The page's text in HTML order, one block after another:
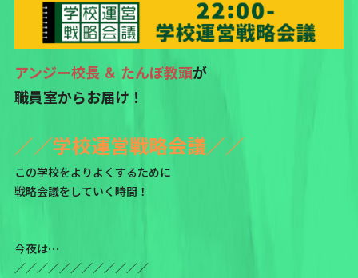
アンジー校長 ＆ たんぼ教頭が
職員室からお届け！
／／学校運営戦略会議／／
この学校をよりよくするために
戦略会議をしていく時間！
今夜は…
／／／／／／／／／／／／